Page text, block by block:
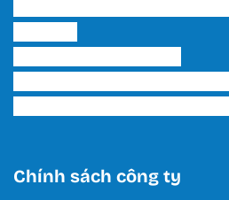
Chính sách công ty